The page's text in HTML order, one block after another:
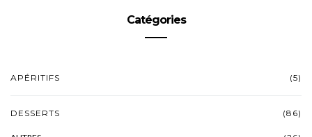
Catégories
APÉRITIFS (5)
DESSERTS (86)